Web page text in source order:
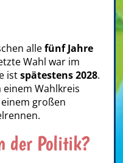
allefünf Jahre
Wahl war im
istspätestens 2028.
Wahlkreis
großen
der Politik?